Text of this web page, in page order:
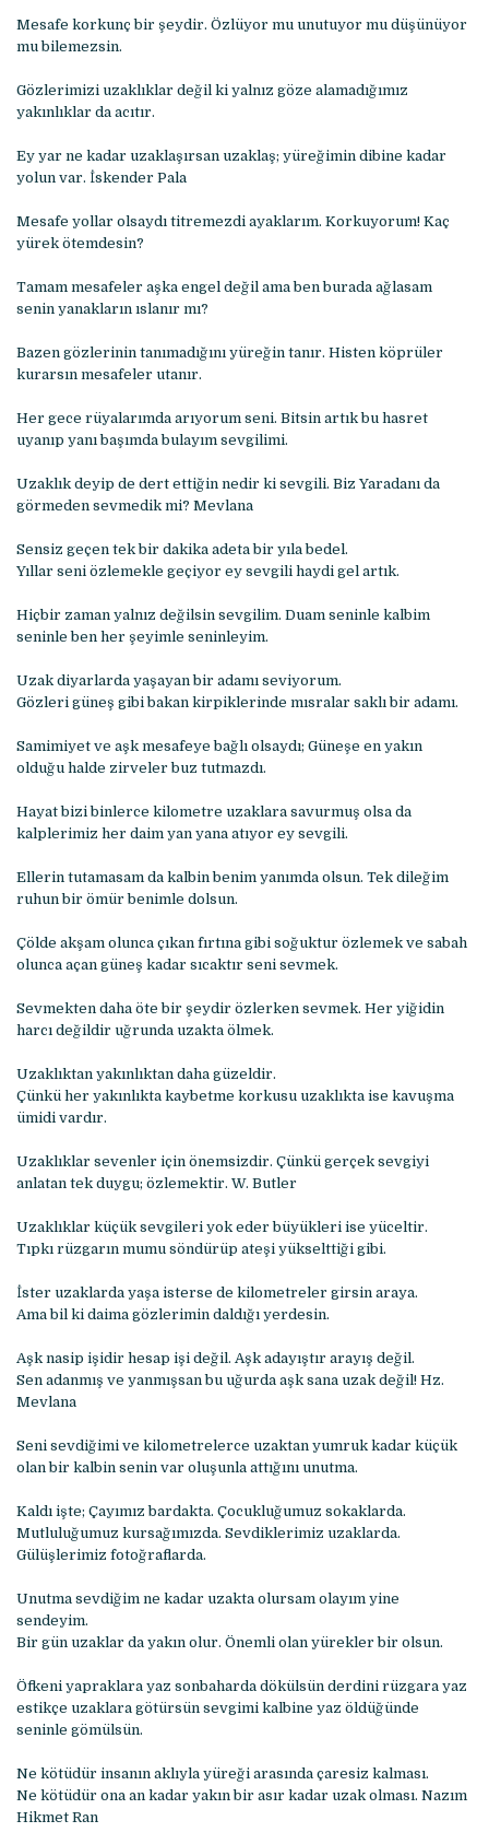
Mesafe korkunç bir şeydir. Özlüyor mu unutuyor mu düşünüyor
mu bilemezsin.
Gözlerimizi uzaklıklar değil ki yalnız göze alamadığımız
yakınlıklar da acıtır.
Ey yar ne kadar uzaklaşırsan uzaklaş; yüreğimin dibine kadar
yolun var. İskender Pala
Mesafe yollar olsaydı titremezdi ayaklarım. Korkuyorum! Kaç
yürek ötemdesin?
Tamam mesafeler aşka engel değil ama ben burada ağlasam
senin yanakların ıslanır mı?
Bazen gözlerinin tanımadığını yüreğin tanır. Histen köprüler
kurarsın mesafeler utanır.
Her gece rüyalarımda arıyorum seni. Bitsin artık bu hasret
uyanıp yanı başımda bulayım sevgilimi.
Uzaklık deyip de dert ettiğin nedir ki sevgili. Biz Yaradanı da
görmeden sevmedik mi? Mevlana
Sensiz geçen tek bir dakika adeta bir yıla bedel.
Yıllar seni özlemekle geçiyor ey sevgili haydi gel artık.
Hiçbir zaman yalnız değilsin sevgilim. Duam seninle kalbim
seninle ben her şeyimle seninleyim.
Uzak diyarlarda yaşayan bir adamı seviyorum.
Gözleri güneş gibi bakan kirpiklerinde mısralar saklı bir adamı.
Samimiyet ve aşk mesafeye bağlı olsaydı; Güneşe en yakın
olduğu halde zirveler buz tutmazdı.
Hayat bizi binlerce kilometre uzaklara savurmuş olsa da
kalplerimiz her daim yan yana atıyor ey sevgili.
Ellerin tutamasam da kalbin benim yanımda olsun. Tek dileğim
ruhun bir ömür benimle dolsun.
Çölde akşam olunca çıkan fırtına gibi soğuktur özlemek ve sabah
olunca açan güneş kadar sıcaktır seni sevmek.
Sevmekten daha öte bir şeydir özlerken sevmek. Her yiğidin
harcı değildir uğrunda uzakta ölmek.
Uzaklıktan yakınlıktan daha güzeldir.
Çünkü her yakınlıkta kaybetme korkusu uzaklıkta ise kavuşma
ümidi vardır.
Uzaklıklar sevenler için önemsizdir. Çünkü gerçek sevgiyi
anlatan tek duygu; özlemektir. W. Butler
Uzaklıklar küçük sevgileri yok eder büyükleri ise yüceltir.
Tıpkı rüzgarın mumu söndürüp ateşi yükselttiği gibi.
İster uzaklarda yaşa isterse de kilometreler girsin araya.
Ama bil ki daima gözlerimin daldığı yerdesin.
Aşk nasip işidir hesap işi değil. Aşk adayıştır arayış değil.
Sen adanmış ve yanmışsan bu uğurda aşk sana uzak değil! Hz.
Mevlana
Seni sevdiğimi ve kilometrelerce uzaktan yumruk kadar küçük
olan bir kalbin senin var oluşunla attığını unutma.
Kaldı işte; Çayımız bardakta. Çocukluğumuz sokaklarda.
Mutluluğumuz kursağımızda. Sevdiklerimiz uzaklarda.
Gülüşlerimiz fotoğraflarda.
Unutma sevdiğim ne kadar uzakta olursam olayım yine
sendeyim.
Bir gün uzaklar da yakın olur. Önemli olan yürekler bir olsun.
Öfkeni yapraklara yaz sonbaharda dökülsün derdini rüzgara yaz
estikçe uzaklara götürsün sevgimi kalbine yaz öldüğünde
seninle gömülsün.
Ne kötüdür insanın aklıyla yüreği arasında çaresiz kalması.
Ne kötüdür ona an kadar yakın bir asır kadar uzak olması. Nazım
Hikmet Ran